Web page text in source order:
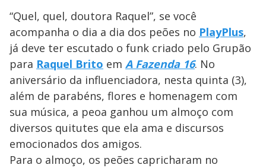
“Quel, quel, doutora Raquel”, se você
acompanha o dia a dia dos peões no PlayPlus,
já deve ter escutado o funk criado pelo Grupão
para Raquel Brito em A Fazenda 16. No
aniversário da influenciadora, nesta quinta (3),
além de parabéns, flores e homenagem com
sua música, a peoa ganhou um almoço com
diversos quitutes que ela ama e discursos
emocionados dos amigos.
Para o almoço, os peões capricharam no